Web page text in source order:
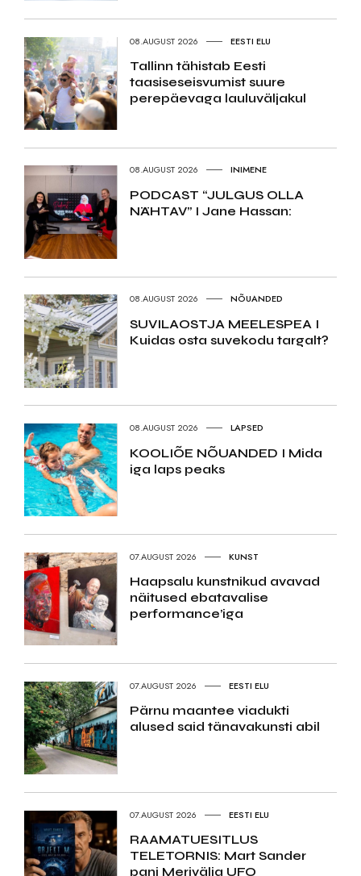
08.AUGUST 2026 EESTI ELU
Tallinn tähistab Eesti
taasiseseisvumist suure
perepäevaga lauluväljakul
08.AUGUST 2026 INIMENE
PODCAST “JULGUS OLLA
NÄHTAV” I Jane Hassan:
08.AUGUST 2026 NÕUANDED
SUVILAOSTJA MEELESPEA I
Kuidas osta suvekodu targalt?
08.AUGUST 2026 LAPSED
KOOLIÕE NÕUANDED I Mida
iga laps peaks
07.AUGUST 2026 KUNST
Haapsalu kunstnikud avavad
näitused ebatavalise
performance’iga
07.AUGUST 2026 EESTI ELU
Pärnu maantee viadukti
alused said tänavakunsti abil
07.AUGUST 2026 EESTI ELU
RAAMATUESITLUS
TELETORNIS: Mart Sander
pani Merivälja UFO